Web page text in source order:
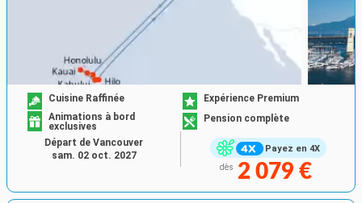
Payez en 4X
Cuisine Raffinée
Expérience Premium
Animations à bord
exclusives
Pension complète
dès 2 079 €
Départ de Vancouver
sam. 02 oct. 2027